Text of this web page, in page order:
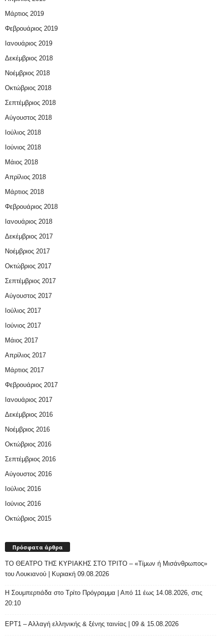
Μάρτιος 2019
Φεβρουάριος 2019
Ιανουάριος 2019
Δεκέμβριος 2018
Νοέμβριος 2018
Οκτώβριος 2018
Σεπτέμβριος 2018
Αύγουστος 2018
Ιούλιος 2018
Ιούνιος 2018
Μάιος 2018
Απρίλιος 2018
Μάρτιος 2018
Φεβρουάριος 2018
Ιανουάριος 2018
Δεκέμβριος 2017
Νοέμβριος 2017
Οκτώβριος 2017
Σεπτέμβριος 2017
Αύγουστος 2017
Ιούλιος 2017
Ιούνιος 2017
Μάιος 2017
Απρίλιος 2017
Μάρτιος 2017
Φεβρουάριος 2017
Ιανουάριος 2017
Δεκέμβριος 2016
Νοέμβριος 2016
Οκτώβριος 2016
Σεπτέμβριος 2016
Αύγουστος 2016
Ιούλιος 2016
Ιούνιος 2016
Οκτώβριος 2015
Πρόσφατα άρθρα
ΤΟ ΘΕΑΤΡΟ ΤΗΣ ΚΥΡΙΑΚΗΣ ΣΤΟ ΤΡΙΤΟ – «Τίμων ή Μισάνθρωπος»
του Λουκιανού | Κυριακή 09.08.2026
H Σουμπερτιάδα στο Τρίτο Πρόγραμμα | Από 11 έως 14.08.2026, στις
20:10
ΕΡΤ1 – Αλλαγή ελληνικής & ξένης ταινίας | 09 & 15.08.2026